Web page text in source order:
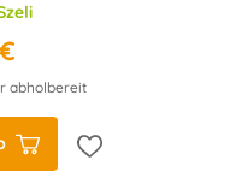
abholbereit